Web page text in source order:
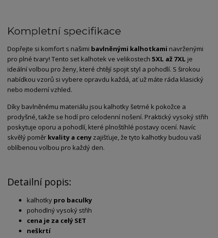
Kompletní specifikace
Dopřejte si komfort s našimi bavlněnými kalhotkami navrženými
pro plné tvary! Tento set kalhotek ve velikostech 5XL až 7XL je
ideální volbou pro ženy, které chtějí spojit styl a pohodlí. S širokou
nabídkou vzorů si vybere opravdu každá, ať už máte ráda klasický
nebo moderní vzhled.
Díky bavlněnému materiálu jsou kalhotky šetrné k pokožce a
prodyšné, takže se hodí pro celodenní nošení. Praktický vysoký střih
poskytuje oporu a pohodlí, které plnoštíhlé postavy ocení. Navíc
skvělý poměr kvality a ceny zajišťuje, že tyto kalhotky budou vaší
oblíbenou volbou pro každý den.
Detailní popis:
kalhotky pro baculky
pohodlný vysoký střih
cena je za celý SET
neškrtí